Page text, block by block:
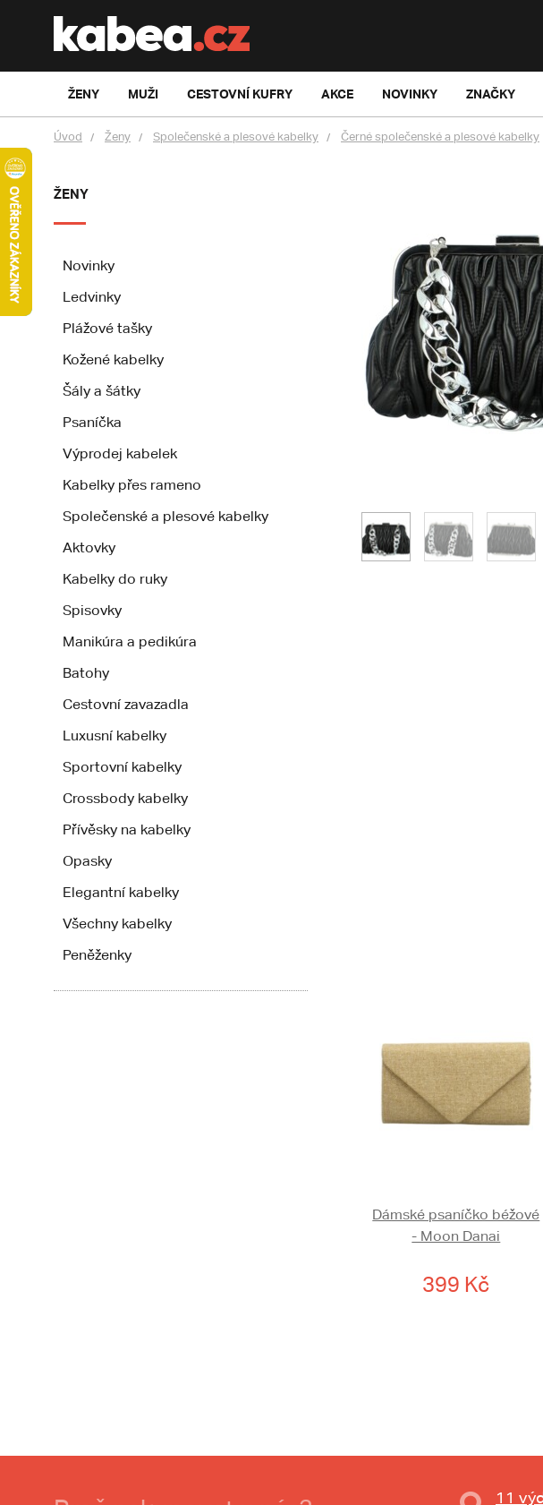
ŽENY MUŽI CESTOVNÍ KUFRY AKCE NOVINKY ZNAČKY
Úvod Ženy Společenské a plesové kabelky Černé společenské a plesové kabelky
ŽENY
Novinky
Ledvinky
Plážové tašky
Kožené kabelky
Šály a šátky
Psaníčka
Výprodej kabelek
Kabelky přes rameno
Společenské a plesové kabelky
Aktovky
Kabelky do ruky
Spisovky
Manikúra a pedikúra
Batohy
Cestovní zavazadla
Luxusní kabelky
Sportovní kabelky
Crossbody kabelky
Přívěsky na kabelky
Opasky
Elegantní kabelky
Všechny kabelky
Peněženky
Dámské psaníčko béžové
- Moon Danai
399 Kč
11